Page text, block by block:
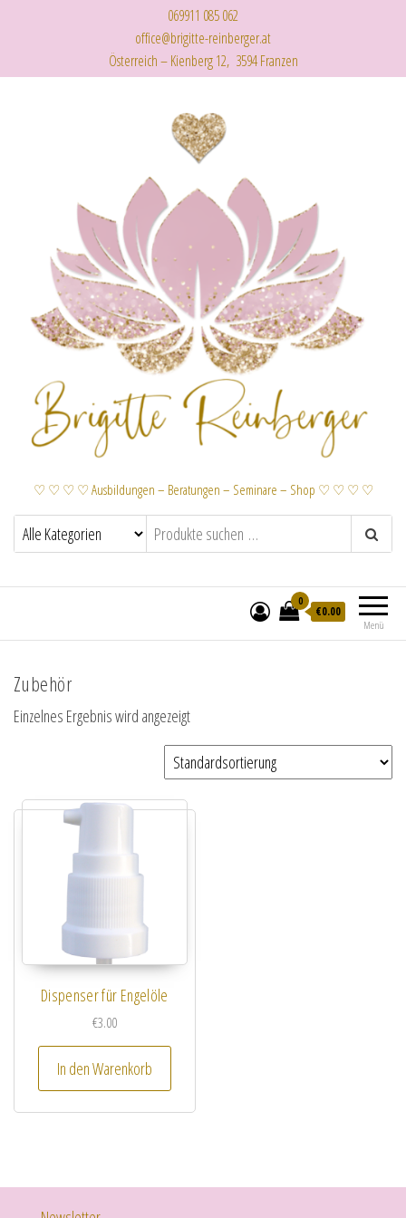
069911 085 062
office@brigitte-reinberger.at
Österreich – Kienberg 12, 3594 Franzen
♡ ♡ ♡ ♡ Ausbildungen – Beratungen – Seminare – Shop ♡ ♡ ♡ ♡
Menü
0
€0.00
Zubehör
Einzelnes Ergebnis wird angezeigt
Dispenser für Engelöle
€3.00
In den Warenkorb